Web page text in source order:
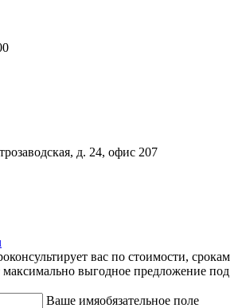
д. 24, офис 207
вас по стоимости, срокам
максимально выгодное предложение под
Ваше имяобязательное поле